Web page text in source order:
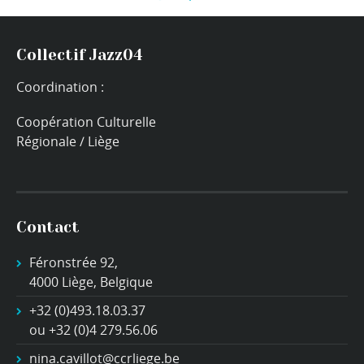
Collectif Jazz04
Coordination :
Coopération Culturelle
Régionale / Liège
Contact
Féronstrée 92,
4000 Liège, Belgique
+32 (0)493.18.03.37
ou +32 (0)4 279.56.06
nina.cavillot@ccrliege.be